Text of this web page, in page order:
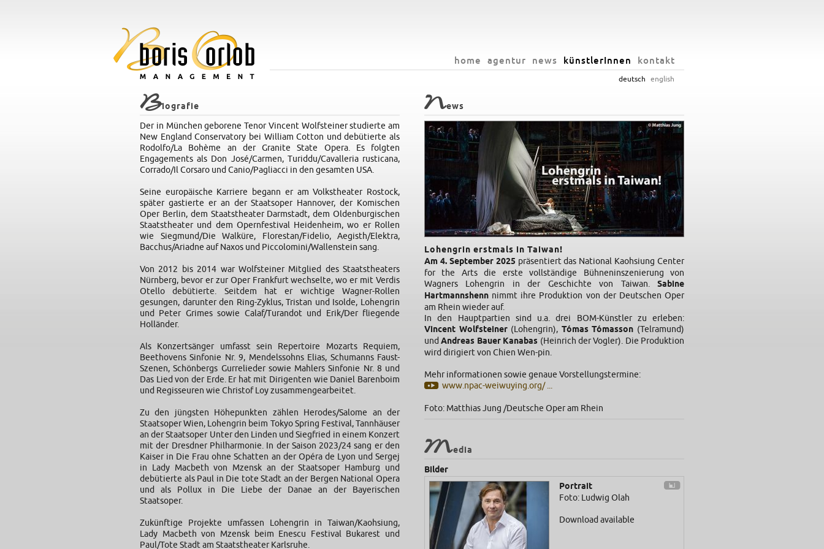
home agentur news künstlerInnen kontakt
deutsch english
Biografie
Der in München geborene Tenor Vincent Wolfsteiner studierte am
New England Conservatory bei William Cotton und debütierte als
Rodolfo/La Bohème an der Granite State Opera. Es folgten
Engagements als Don José/Carmen, Turiddu/Cavalleria rusticana,
Corrado/Il Corsaro und Canio/Pagliacci in den gesamten USA.
Seine europäische Karriere begann er am Volkstheater Rostock,
später gastierte er an der Staatsoper Hannover, der Komischen
Oper Berlin, dem Staatstheater Darmstadt, dem Oldenburgischen
Staatstheater und dem Opernfestival Heidenheim, wo er Rollen
wie Siegmund/Die Walküre, Florestan/Fidelio, Aegisth/Elektra,
Bacchus/Ariadne auf Naxos und Piccolomini/Wallenstein sang.
Von 2012 bis 2014 war Wolfsteiner Mitglied des Staatstheaters
Nürnberg, bevor er zur Oper Frankfurt wechselte, wo er mit Verdis
Otello debütierte. Seitdem hat er wichtige Wagner-Rollen
gesungen, darunter den Ring-Zyklus, Tristan und Isolde, Lohengrin
und Peter Grimes sowie Calaf/Turandot und Erik/Der fliegende
Holländer.
Als Konzertsänger umfasst sein Repertoire Mozarts Requiem,
Beethovens Sinfonie Nr. 9, Mendelssohns Elias, Schumanns Faust-
Szenen, Schönbergs Gurrelieder sowie Mahlers Sinfonie Nr. 8 und
Das Lied von der Erde. Er hat mit Dirigenten wie Daniel Barenboim
und Regisseuren wie Christof Loy zusammengearbeitet.
Zu den jüngsten Höhepunkten zählen Herodes/Salome an der
Staatsoper Wien, Lohengrin beim Tokyo Spring Festival, Tannhäuser
an der Staatsoper Unter den Linden und Siegfried in einem Konzert
mit der Dresdner Philharmonie. In der Saison 2023/24 sang er den
Kaiser in Die Frau ohne Schatten an der Opéra de Lyon und Sergej
in Lady Macbeth von Mzensk an der Staatsoper Hamburg und
debütierte als Paul in Die tote Stadt an der Bergen National Opera
und als Pollux in Die Liebe der Danae an der Bayerischen
Staatsoper.
Zukünftige Projekte umfassen Lohengrin in Taiwan/Kaohsiung,
Lady Macbeth von Mzensk beim Enescu Festival Bukarest und
Paul/Tote Stadt am Staatstheater Karlsruhe.
News
Lohengrin erstmals in Taiwan!
Am 4. September 2025 präsentiert das National Kaohsiung Center
for the Arts die erste vollständige Bühneninszenierung von
Wagners Lohengrin in der Geschichte von Taiwan. Sabine
Hartmannshenn nimmt ihre Produktion von der Deutschen Oper
am Rhein wieder auf.
In den Hauptpartien sind u.a. drei BOM-Künstler zu erleben:
Vincent Wolfsteiner(Lohengrin), Tómas Tómasson (Telramund)
undAndreas Bauer Kanabas (Heinrich der Vogler). Die Produktion
wird dirigiert von Chien Wen-pin.
Mehr informationen sowie genaue Vorstellungstermine:
www.npac-weiwuying.org/ ...
Foto: Matthias Jung /Deutsche Oper am Rhein
Media
Bilder
Portrait
Foto: Ludwig Olah
Download available